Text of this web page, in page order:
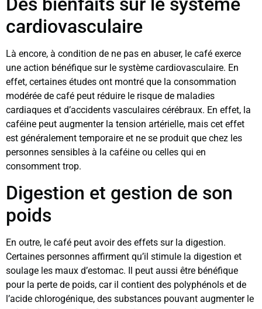
cardiovasculaire
Là encore, à condition de ne pas en abuser, le café exerce
une action bénéfique sur le système cardiovasculaire. En
effet, certaines études ont montré que la consommation
modérée de café peut réduire le risque de maladies
cardiaques et d’accidents vasculaires cérébraux. En effet, la
caféine peut augmenter la tension artérielle, mais cet effet
est généralement temporaire et ne se produit que chez les
personnes sensibles à la caféine ou celles qui en
consomment trop.
Digestion et gestion de son
poids
En outre, le café peut avoir des effets sur la digestion.
Certaines personnes affirment qu’il stimule la digestion et
soulage les maux d’estomac. Il peut aussi être bénéfique
pour la perte de poids, car il contient des polyphénols et de
l’acide chlorogénique, des substances pouvant augmenter le